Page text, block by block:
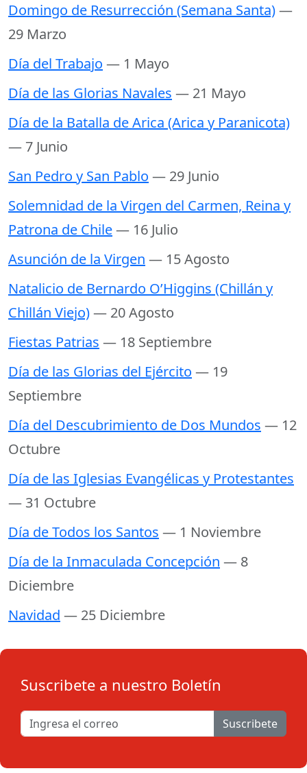
Domingo de Resurrección (Semana Santa)—
29 Marzo
Día del Trabajo — 1 Mayo
Día de las Glorias Navales — 21 Mayo
Día de la Batalla de Arica (Arica y Paranicota)
— 7 Junio
San Pedro y San Pablo — 29 Junio
Solemnidad de la Virgen del Carmen, Reina y
Patrona de Chile— 16 Julio
Asunción de la Virgen — 15 Agosto
Natalicio de Bernardo O’Higgins (Chillán y
Chillán Viejo)— 20 Agosto
Fiestas Patrias — 18 Septiembre
Día de las Glorias del Ejército — 19
Septiembre
Día del Descubrimiento de Dos Mundos — 12
Octubre
Día de las Iglesias Evangélicas y Protestantes
— 31 Octubre
Día de Todos los Santos — 1 Noviembre
Día de la Inmaculada Concepción — 8
Diciembre
Navidad — 25 Diciembre
Suscribete a nuestro Boletín
Suscribete